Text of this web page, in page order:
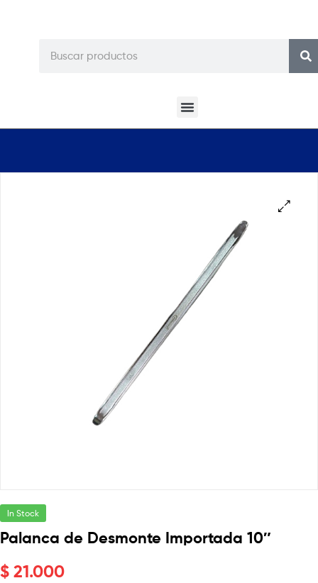
In Stock
Palanca de Desmonte Importada 10″
$ 21.000